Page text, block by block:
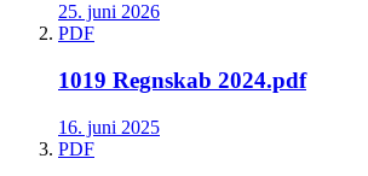
25. juni 2026
PDF
1019 Regnskab 2024.pdf
16. juni 2025
PDF